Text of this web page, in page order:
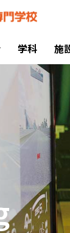
学科 施